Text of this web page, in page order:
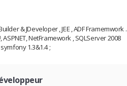
& JDeveloper , JEE , ADF Framemwork .
ASPNET, NetFramework , SQLServer 2008
1.3&1.4 ;